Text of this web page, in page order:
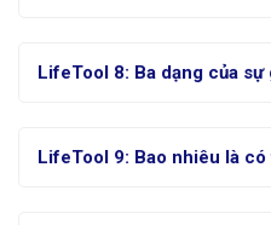
LifeTool 8: Ba dạng của sự
LifeTool 9: Bao nhiêu là